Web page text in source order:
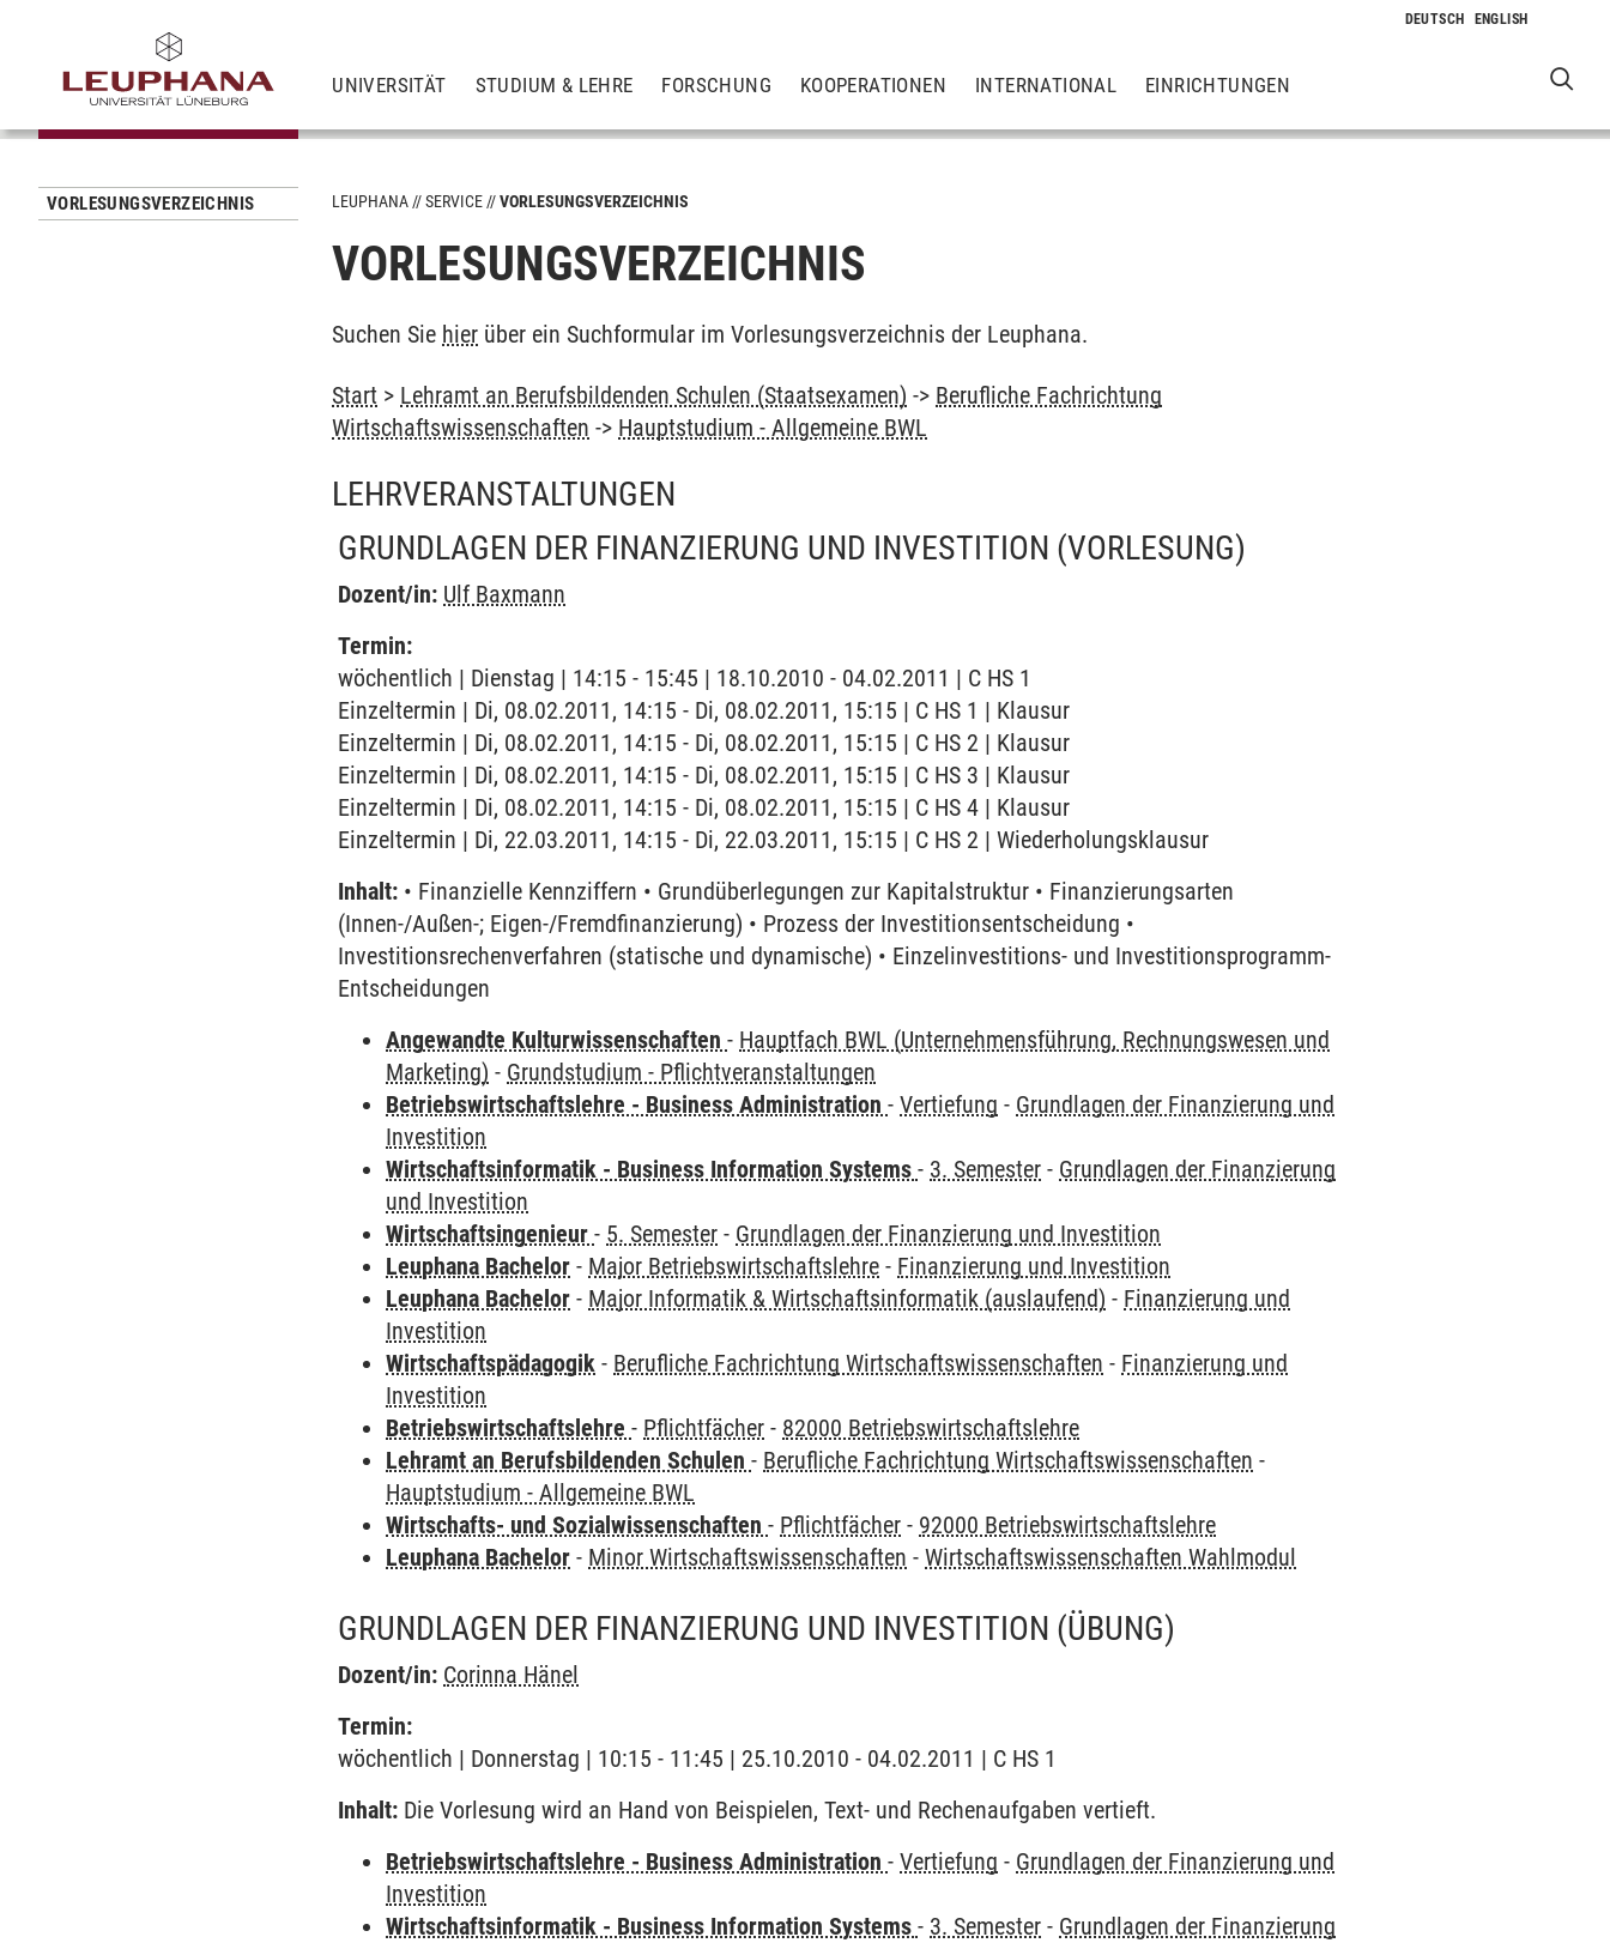
UNIVERSITÄT STUDIUM & LEHRE FORSCHUNG KOOPERATIONEN INTERNATIONAL EINRICHTUNGEN
VORLESUNGSVERZEICHNIS LEUPHANA SERVICE VORLESUNGSVERZEICHNIS
VORLESUNGSVERZEICHNIS
Suchen Sie hier über ein Suchformular im Vorlesungsverzeichnis der Leuphana.
Start > Lehramt an Berufsbildenden Schulen (Staatsexamen) -> Berufliche Fachrichtung
Wirtschaftswissenschaften -> Hauptstudium - Allgemeine BWL
LEHRVERANSTALTUNGEN
GRUNDLAGEN DER FINANZIERUNG UND INVESTITION (VORLESUNG)
Dozent/in: Ulf Baxmann
Termin:
wöchentlich | Dienstag | 14:15 - 15:45 | 18.10.2010 - 04.02.2011 | C HS 1
Einzeltermin | Di, 08.02.2011, 14:15 - Di, 08.02.2011, 15:15 | C HS 1 | Klausur
Einzeltermin | Di, 08.02.2011, 14:15 - Di, 08.02.2011, 15:15 | C HS 2 | Klausur
Einzeltermin | Di, 08.02.2011, 14:15 - Di, 08.02.2011, 15:15 | C HS 3 | Klausur
Einzeltermin | Di, 08.02.2011, 14:15 - Di, 08.02.2011, 15:15 | C HS 4 | Klausur
Einzeltermin | Di, 22.03.2011, 14:15 - Di, 22.03.2011, 15:15 | C HS 2 | Wiederholungsklausur
Inhalt: • Finanzielle Kennziffern • Grundüberlegungen zur Kapitalstruktur • Finanzierungsarten
(Innen-/Außen-; Eigen-/Fremdfinanzierung) • Prozess der Investitionsentscheidung •
Investitionsrechenverfahren (statische und dynamische) • Einzelinvestitions- und Investitionsprogramm-
Entscheidungen
Angewandte Kulturwissenschaften- Hauptfach BWL (Unternehmensführung, Rechnungswesen und
Marketing) - Grundstudium - Pflichtveranstaltungen
Betriebswirtschaftslehre - Business Administration-Vertiefung - Grundlagen der Finanzierung und
Investition
Wirtschaftsinformatik - Business Information Systems- 3. Semester - Grundlagen der Finanzierung
und Investition
Wirtschaftsingenieur- 5. Semester - Grundlagen der Finanzierung und Investition
Leuphana Bachelor - Major Betriebswirtschaftslehre - Finanzierung und Investition
Leuphana Bachelor - Major Informatik & Wirtschaftsinformatik (auslaufend) - Finanzierung und
Investition
Wirtschaftspädagogik - Berufliche Fachrichtung Wirtschaftswissenschaften - Finanzierung und
Investition
Betriebswirtschaftslehre- Pflichtfächer - 82000 Betriebswirtschaftslehre
Lehramt an Berufsbildenden Schulen- Berufliche Fachrichtung Wirtschaftswissenschaften -
Hauptstudium - Allgemeine BWL
Wirtschafts- und Sozialwissenschaften- Pflichtfächer - 92000 Betriebswirtschaftslehre
Leuphana Bachelor - Minor Wirtschaftswissenschaften -Wirtschaftswissenschaften Wahlmodul
GRUNDLAGEN DER FINANZIERUNG UND INVESTITION (ÜBUNG)
Dozent/in: Corinna Hänel
Termin:
wöchentlich | Donnerstag | 10:15 - 11:45 | 25.10.2010 - 04.02.2011 | C HS 1
Inhalt: Die Vorlesung wird an Hand von Beispielen, Text- und Rechenaufgaben vertieft.
Betriebswirtschaftslehre - Business Administration-Vertiefung - Grundlagen der Finanzierung und
Investition
Wirtschaftsinformatik - Business Information Systems- 3. Semester - Grundlagen der Finanzierung